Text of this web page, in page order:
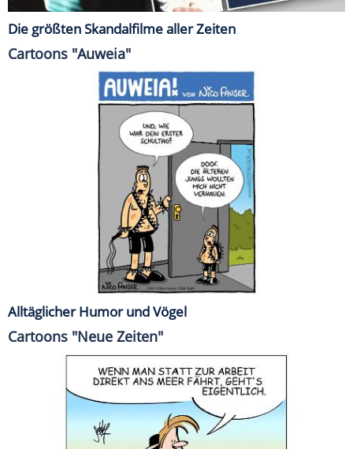
Die größten Skandalfilme aller Zeiten
Cartoons "Auweia"
Alltäglicher Humor und Vögel
Cartoons "Neue Zeiten"